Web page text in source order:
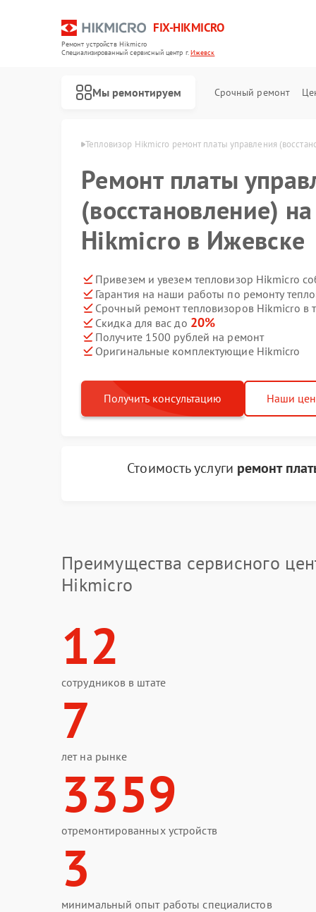
FIX-HIKMICRO
Ремонт устройств Hikmicro
Специализированный cервисный центр г.Ижевск
Мы ремонтируем Срочный ремонт
Тепловизор Hikmicro ремонт платы управления
Ремонт платы
(восстановление)
Hikmicro в Ижевске
Привезем и увезем тепловизор Hikmicro
Гарантия на наши работы по ремонту
Срочный ремонт тепловизоров Hikmicro в
Скидка для вас до 20%
Получите 1500 рублей на ремонт
Оригинальные комплектующие Hikmicro
Получить консультацию Наши
Стоимость услуги ремонт
Преимущества сервисного
Hikmicro
12
сотрудников в штате
7
лет на рынке
3359
отремонтированных устройств
3
минимальный опыт работы специалистов